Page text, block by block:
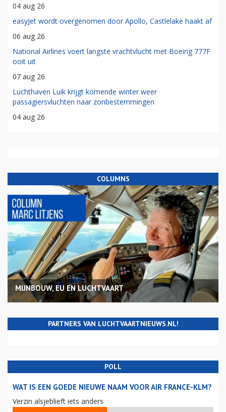
04 aug 26
easyJet wordt overgenomen door Apollo, Castlelake haakt af
06 aug 26
National Airlines voert langste vrachtvlucht met Boeing 777F
ooit uit
07 aug 26
Luchthaven Luik krijgt komende winter weer
passagiersvluchten naar zonbestemmingen
04 aug 26
COLUMNS
MIJNBOUW, EU EN LUCHTVAART
PARTNERS VAN LUCHTVAARTNIEUWS.NL!
POLL
WAT IS EEN GOEDE NIEUWE NAAM VOOR AIR FRANCE-KLM?
Verzin alsjeblieft iets anders